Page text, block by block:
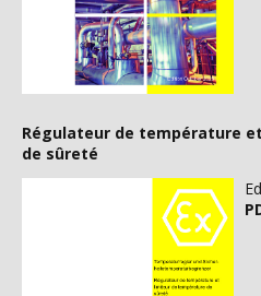
Régulateur de température
de sûreté